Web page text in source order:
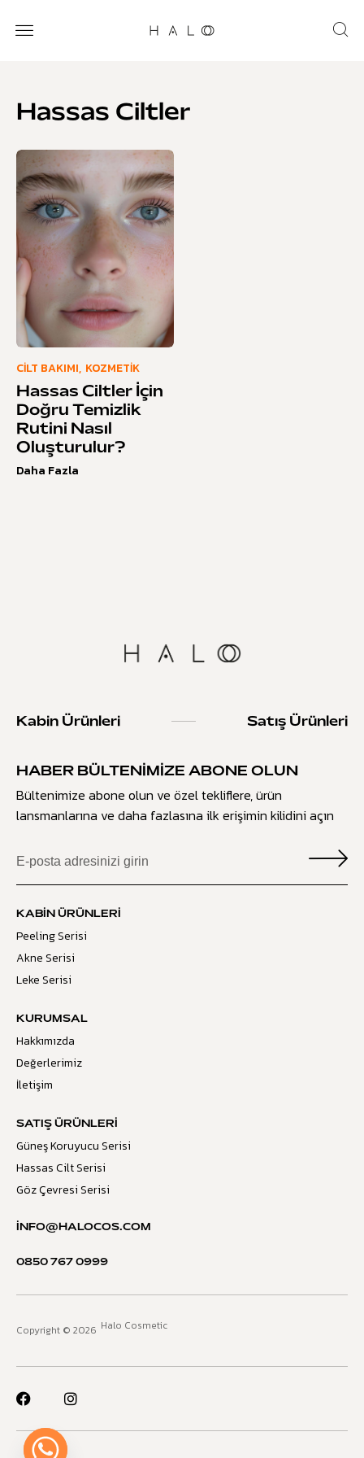
Hassas Ciltler
CILT BAKIMI, KOZMETIK
Hassas Ciltler İçin
Doğru Temizlik
Rutini Nasıl
Oluşturulur?
Daha Fazla
Kabin Ürünleri Satış Ürünleri
HABER BÜLTENIMIZE ABONE OLUN
Bültenimize abone olun ve özel tekliflere, ürün
lansmanlarına ve daha fazlasına ilk erişimin kilidini açın
KABIN ÜRÜNLERI
Peeling Serisi
Akne Serisi
Leke Serisi
KURUMSAL
Hakkımızda
Değerlerimiz
İletişim
SATIŞ ÜRÜNLERI
Güneş Koruyucu Serisi
Hassas Cilt Serisi
Göz Çevresi Serisi
INFO@HALOCOS.COM
0850 767 0999
Copyright © 2026 Halo Cosmetic